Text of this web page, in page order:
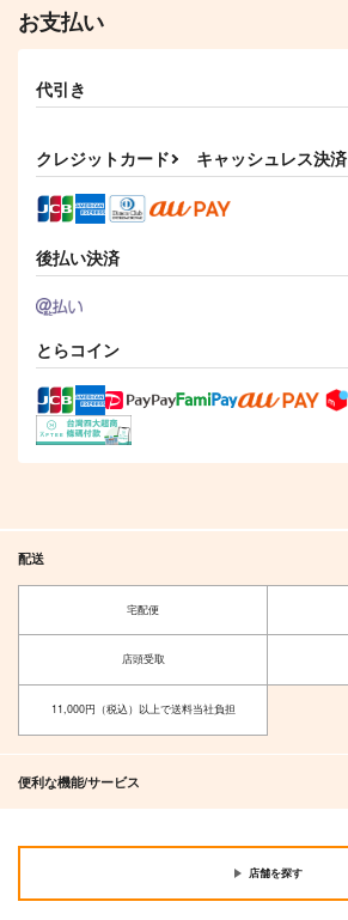
お支払い
代引き
クレジットカード キャッシュレス決済
後払い決済
とらコイン
配送
宅配便
店頭受取
11,000円（税込）以上で送料当社負担
便利な機能/サービス
店舗を探す